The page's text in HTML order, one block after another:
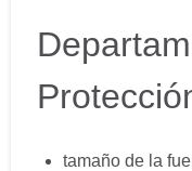
tamaño de la